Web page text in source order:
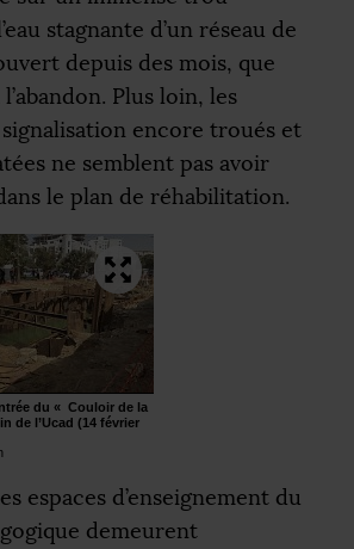
stagnante d’un réseau de
depuis des mois, que
Plus loin, les
encore troués et
ne semblent pas avoir
le plan de réhabilitation.
du « Couloir de la
de l’Ucad (14 février
espaces d’enseignement du
demeurent